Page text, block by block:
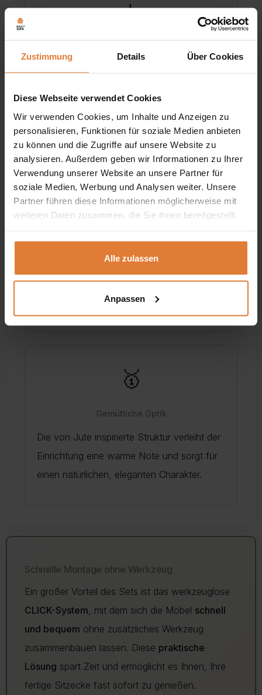
Zustimmung Details Über Cookies
Diese Webseite verwendet Cookies
Wir verwenden Cookies, um Inhalte und Anzeigen zu
personalisieren, Funktionen für soziale Medien anbieten
zu können und die Zugriffe auf unsere Website zu
analysieren. Außerdem geben wir Informationen zu Ihrer
Verwendung unserer Website an unsere Partner für
soziale Medien, Werbung und Analysen weiter. Unsere
Partner führen diese Informationen möglicherweise mit
weiteren Daten zusammen, die Sie ihnen bereitgestellt
gesammelt haben.
Alle zulassen
Anpassen
💧
Die Materialien sind für den Außenbereich
✨
Vielseitige Einsatzmöglichkeiten
Das Set eignet sich hervorragend für
verschiedene Außenbereiche, von der
Terrasse über den Balkon bis hin zum
🥇
Gemütliche Optik
Die von Jute inspirierte Struktur verleiht der
Einrichtung eine warme Note und sorgt für
einen natürlichen, eleganten Charakter.
Schnelle Montage ohne Werkzeug
Ein großer Vorteil des Sets ist das werkzeuglose
CLICK-System, mit dem sich die Möbel schnell
und bequem ohne zusätzliches Werkzeug
zusammenbauen lassen. Diese praktische
Lösung spart Zeit und ermöglicht es Ihnen, Ihre
fertige Sitzecke fast sofort zu genießen.